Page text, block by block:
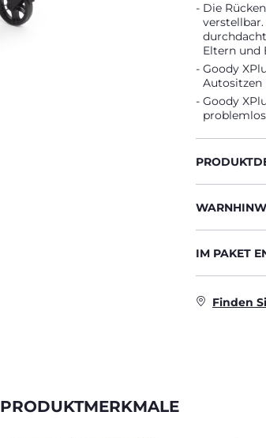
Die
Eltern und
Goody
Autositzen
Goody
IM PAKET
Finden
PRODUKTMERKMALE